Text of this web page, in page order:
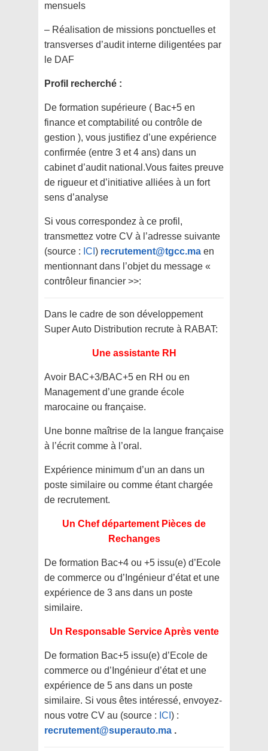
mensuels
– Réalisation de missions ponctuelles et
transverses d’audit interne diligentées par
le DAF
Profil recherché :
De formation supérieure ( Bac+5 en
finance et comptabilité ou contrôle de
gestion ), vous justifiez d’une expérience
confirmée (entre 3 et 4 ans) dans un
cabinet d’audit national.Vous faites preuve
de rigueur et d’initiative alliées à un fort
sens d’analyse
Si vous correspondez à ce profil,
transmettez votre CV à l’adresse suivante
(source : ICI ) recrutement@tgcc.ma en
mentionnant dans l’objet du message «
contrôleur financier >>:
Dans le cadre de son développement
Super Auto Distribution recrute à RABAT:
Une assistante RH
Avoir BAC+3/BAC+5 en RH ou en
Management d’une grande école
marocaine ou française.
Une bonne maîtrise de la langue française
à l’écrit comme à l’oral.
Expérience minimum d’un an dans un
poste similaire ou comme étant chargée
de recrutement.
Un Chef département Pièces de
Rechanges
De formation Bac+4 ou +5 issu(e) d’Ecole
de commerce ou d’Ingénieur d’état et une
expérience de 3 ans dans un poste
similaire.
Un Responsable Service Après vente
De formation Bac+5 issu(e) d’Ecole de
commerce ou d’Ingénieur d’état et une
expérience de 5 ans dans un poste
similaire. Si vous êtes intéressé, envoyez-
nous votre CV au (source : ICI ) :
recrutement@superauto.ma .